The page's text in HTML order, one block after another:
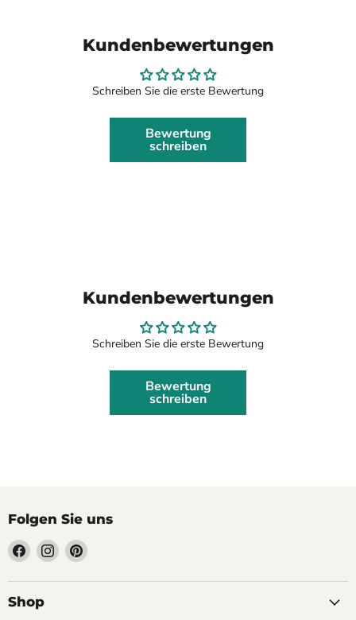
Kundenbewertungen
Schreiben Sie die erste Bewertung
Bewertung
schreiben
Kundenbewertungen
Schreiben Sie die erste Bewertung
Bewertung
schreiben
Folgen Sie uns
Finden
Sie
uns
auf
Finden
Sie
uns
Finden
uns
Shop